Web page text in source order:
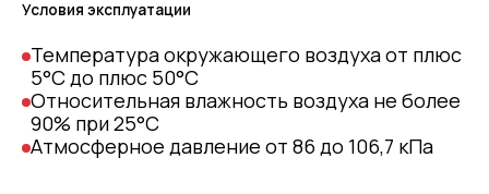
Условия эксплуатации
Температура окружающего воздуха от плюс
5°С до плюс 50°С
Относительная влажность воздуха не более
90% при 25°С
Атмосферное давление от 86 до 106,7 кПа